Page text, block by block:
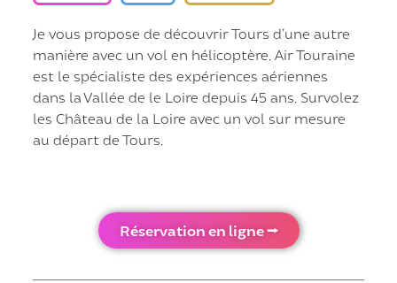
Je vous propose de découvrir Tours d’une autre
manière avec un vol en hélicoptère. Air Touraine
est le spécialiste des expériences aériennes
dans la Vallée de le Loire depuis 45 ans. Survolez
les Château de la Loire avec un vol sur mesure
au départ de Tours.
Réservation en ligne ⭢